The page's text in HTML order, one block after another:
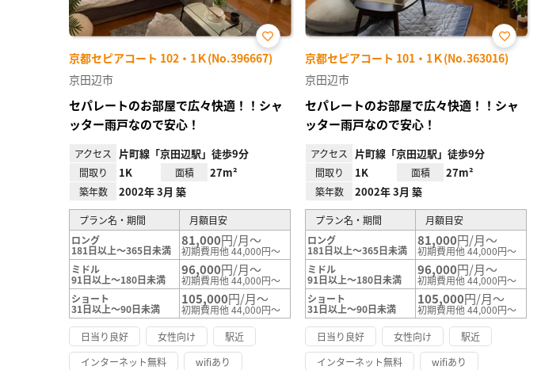
京都セピアコート 102・1Ｋ(No.396667)
お気
に入
京田辺市
セパレートのお部屋で広々快適！！シャ
ッター雨戸なので安心！
アクセス 片町線「京田辺駅」徒歩9分
間取り 1K 面積 27m²
築年数 2002年 3月 築
プラン名・期間
月額目安
ロング
181日以上～365日未満
81,000円/月～
初期費用他 44,000円～
ミドル
91日以上～180日未満
96,000円/月～
初期費用他 44,000円～
ショート
31日以上～90日未満
105,000円/月～
初期費用他 44,000円～
日当り良好
女性向け
駅近
インターネット無料
wifiあり
京都セピアコート 101・1Ｋ(No.363016)
お気
に入
京田辺市
セパレートのお部屋で広々快適！！シャ
ッター雨戸なので安心！
アクセス 片町線「京田辺駅」徒歩9分
間取り 1K 面積 27m²
築年数 2002年 3月 築
プラン名・期間
月額目安
ロング
181日以上～365日未満
81,000円/月～
初期費用他 44,000円～
ミドル
91日以上～180日未満
96,000円/月～
初期費用他 44,000円～
ショート
31日以上～90日未満
105,000円/月～
初期費用他 44,000円～
日当り良好
女性向け
駅近
インターネット無料
wifiあり